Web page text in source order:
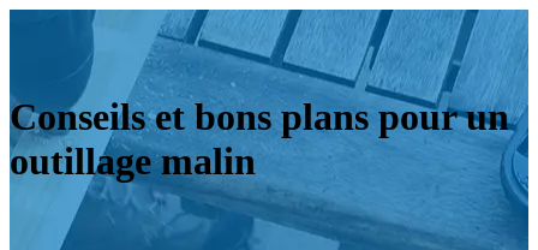
Conseils et bons plans pour un
outillage malin